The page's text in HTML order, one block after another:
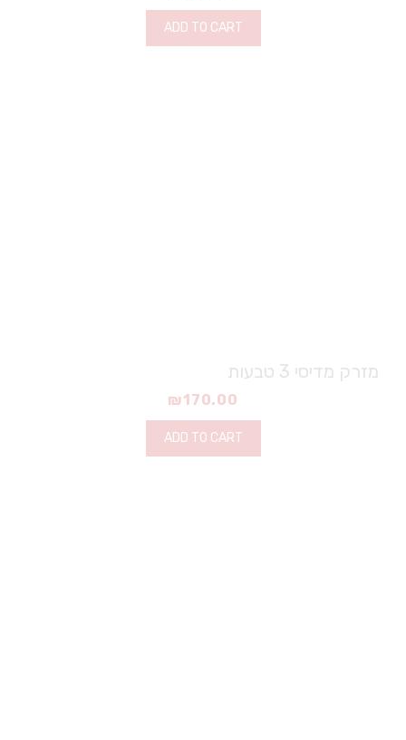
ADD TO CART
מזרק מדיסי 3 טבעות
₪170.00
ADD TO CART